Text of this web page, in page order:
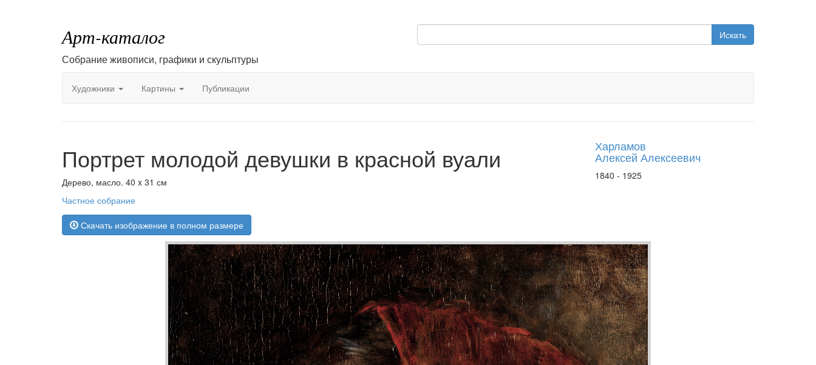
Арт-каталог
Собрание живописи, графики и скульптуры
Искать
Художники Картины Публикации
Портрет молодой девушки в красной вуали
Дерево, масло. 40 x 31 см
Частное собрание
Скачать изображение в полном размере
Харламов
Алексей Алексеевич
1840 - 1925